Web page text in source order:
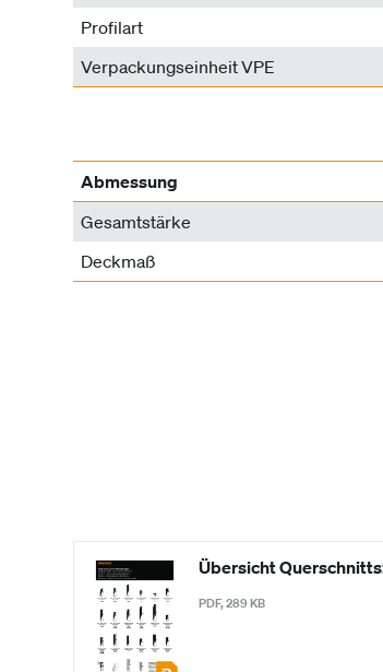
Profilart
Verpackungseinheit VPE
Abmessung
Gesamtstärke
Deckmaß
Übersicht
PDF, 289 KB